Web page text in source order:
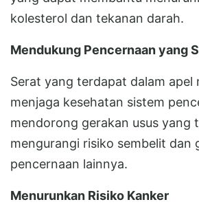
kolesterol dan tekanan darah.
Mendukung Pencernaan yang
Serat yang terdapat dalam apel
menjaga kesehatan sistem
mendorong gerakan usus yang
mengurangi risiko sembelit dan
pencernaan lainnya.
Menurunkan Risiko Kanker